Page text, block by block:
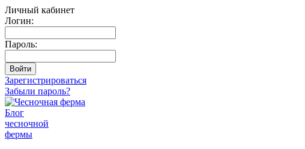
Личный кабинет
Логин:
Пароль:
Зарегистрироваться
Забыли пароль?
Блог
чесночной
фермы